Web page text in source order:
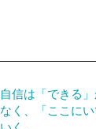
自信は「できる
なく、「ここに